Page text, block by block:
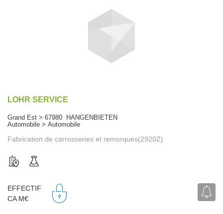
LOHR SERVICE
Grand Est > 67980 HANGENBIETEN
Automobile > Automobile
Fabrication de carrosseries et remorques(2920Z)
EFFECTIF
CA M€